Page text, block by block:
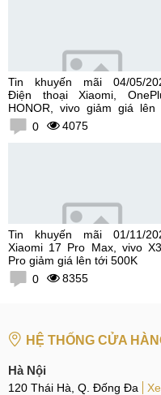
Tin khuyến mãi 04/05/
Điện thoại Xiaomi,
HONOR, vivo giảm giá lên
300K0 4075
Tin khuyến mãi 01/11/
Xiaomi 17 Pro Max, vivo
Pro giảm giá lên tới 500K
0
8355
HỆ THỐNG CỬA
Hà Nội
120 Thái Hà, Q. Đống Đa